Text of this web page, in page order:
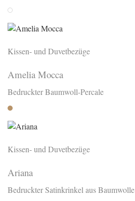
Latte
Kissen- und Duvetbezüge
Amelia Mocca
Bedruckter Baumwoll-Percale
Mocca
Kissen- und Duvetbezüge
Ariana
Bedruckter Satinkrinkel aus Baumwolle